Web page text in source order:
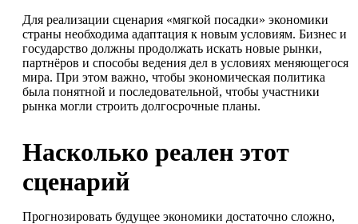
Для реализации сценария «мягкой посадки» экономики
страны необходима адаптация к новым условиям. Бизнес и
государство должны продолжать искать новые рынки,
партнёров и способы ведения дел в условиях меняющегося
мира. При этом важно, чтобы экономическая политика
была понятной и последовательной, чтобы участники
рынка могли строить долгосрочные планы.
Насколько реален этот
сценарий
Прогнозировать будущее экономики достаточно сложно,